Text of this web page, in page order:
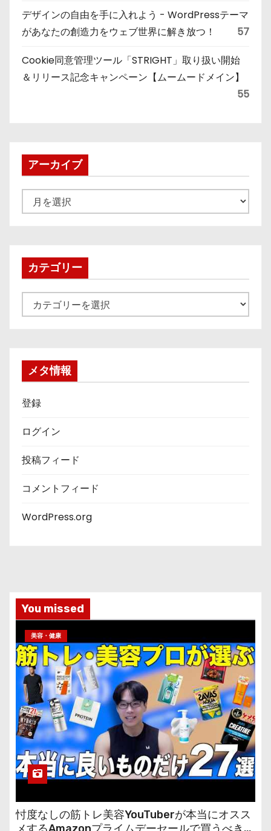
デザインの自由を手に入れよう - WordPressテーマ
があなたの創造力をウェブ世界に解き放つ！
57
Cookie同意管理ツール「STRIGHT」取り扱い開始
＆リリース記念キャンペーン【ムームードメイン】
55
アーカイブ
ー
ブカテゴリー
テ
メタ情報
登録
ログイン
投稿フィード
コメントフィード
WordPress.org
You missed
美容・健康
忖度なしの筋トレ美容YouTuberが本当にオスス